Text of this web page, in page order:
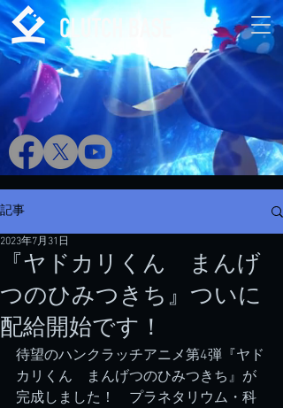
記事
『ヤドカリくん まんげ
つのひみつきち』ついに
配給開始です！
2023年7月31日
待望のハンクラッチアニメ第4弾『ヤド
カリくん　まんげつのひみつきち』が
完成しました！　プラネタリウム・科